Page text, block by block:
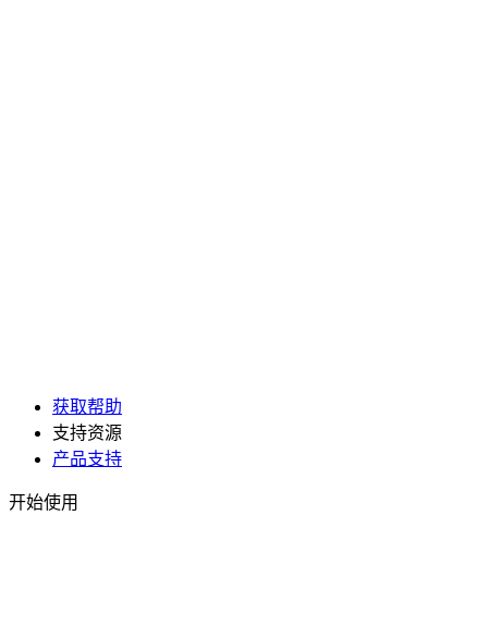
获取帮助
支持资源
产品支持
开始使用